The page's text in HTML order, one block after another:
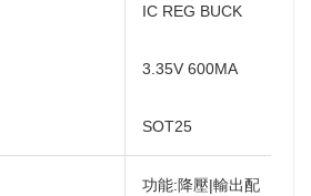
IC REG BUCK
3.35V 600MA
SOT25
功能:降壓|輸出配